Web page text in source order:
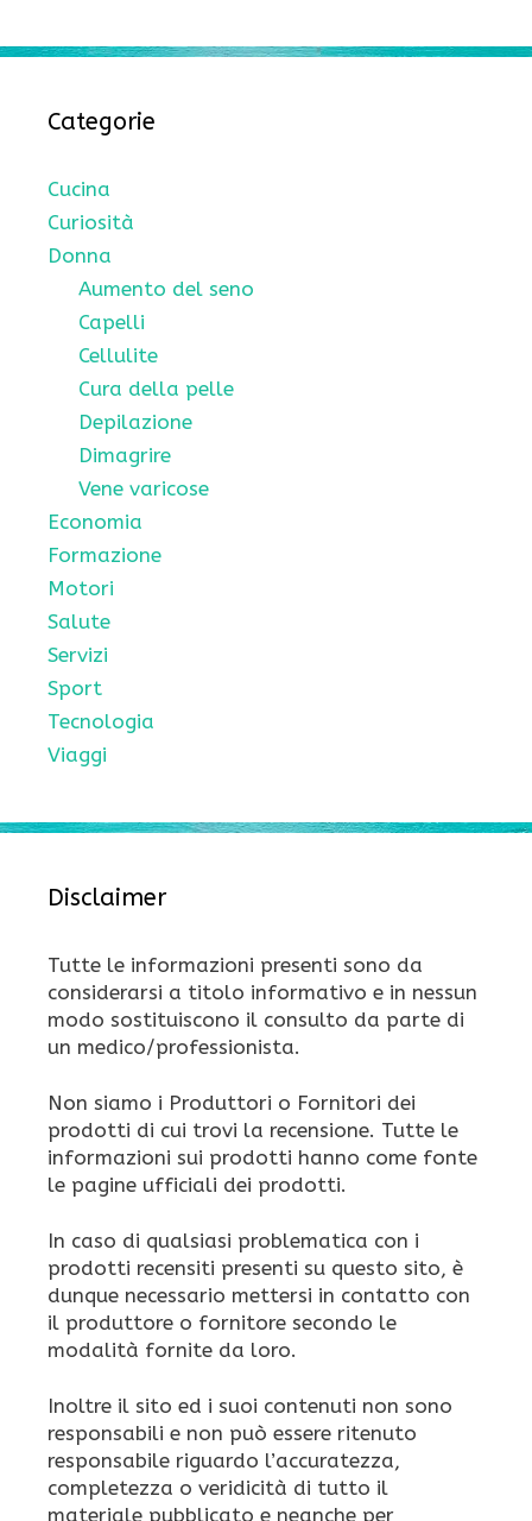
Categorie
Cucina
Curiosità
Donna
Aumento del seno
Capelli
Cellulite
Cura della pelle
Depilazione
Dimagrire
Vene varicose
Economia
Formazione
Motori
Salute
Servizi
Sport
Tecnologia
Viaggi
Disclaimer
Tutte le informazioni presenti sono da
considerarsi a titolo informativo e in nessun
modo sostituiscono il consulto da parte di
un medico/professionista.
Non siamo i Produttori o Fornitori dei
prodotti di cui trovi la recensione. Tutte le
informazioni sui prodotti hanno come fonte
le pagine ufficiali dei prodotti.
In caso di qualsiasi problematica con i
prodotti recensiti presenti su questo sito, è
dunque necessario mettersi in contatto con
il produttore o fornitore secondo le
modalità fornite da loro.
Inoltre il sito ed i suoi contenuti non sono
responsabili e non può essere ritenuto
responsabile riguardo l’accuratezza,
completezza o veridicità di tutto il
materiale pubblicato e neanche per